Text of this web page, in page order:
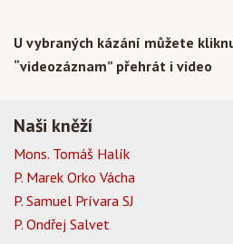
U vybraných kázání můžete
“videozáznam” přehrát i video
Naši kněží
Mons. Tomáš Halík
P. Marek Orko Vácha
P. Samuel Prívara SJ
P. Ondřej Salvet